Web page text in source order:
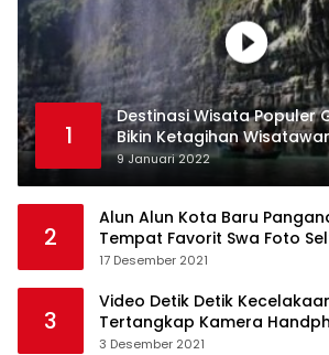
1
Destinasi Wisata Populer
Bikin Ketagihan
9 Januari 2022
2
Alun Alun Kota Baru
Tempat Favorit Swa Foto
17 Desember 2021
3
Video Detik Detik
Tertangkap Kamera
3 Desember 2021